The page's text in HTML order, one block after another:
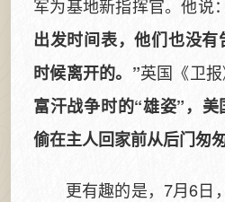
军为基地新指挥官。他说：
出发时间表，他们也没
时候离开的。”英国《卫报
富汗战争时的“雄姿”，
偷在主人回家前从后门匆
更有趣的是，7月6日